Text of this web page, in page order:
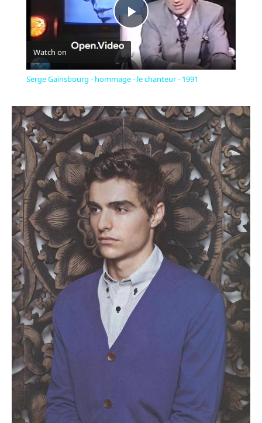
Play
Video
Watch on
Serge Gainsbourg - hommage - le chanteur - 1991